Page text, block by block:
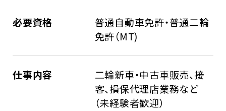
募集職種一覧
企業サイトに戻る
必要資格
普通自動車免許・普通二輪
免許（MT)
仕事内容
二輪新車・中古車販売、接
客、損保代理店業務など
（未経験者歓迎）